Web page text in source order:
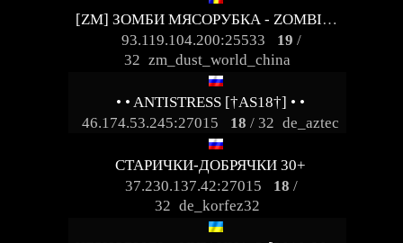
[ZM] ЗОМБИ МЯСОРУБКА - ZOMBIE CLASSIC / FREE-VIP
93.119.104.200:25533
19 /
32 zm_dust_world_china
• • ANTISTRESS [†AS18†] • •
46.174.53.245:27015
18 / 32 de_aztec
СТАРИЧКИ-ДОБРЯЧКИ 30+
37.230.137.42:27015
18 /
32 de_korfez32